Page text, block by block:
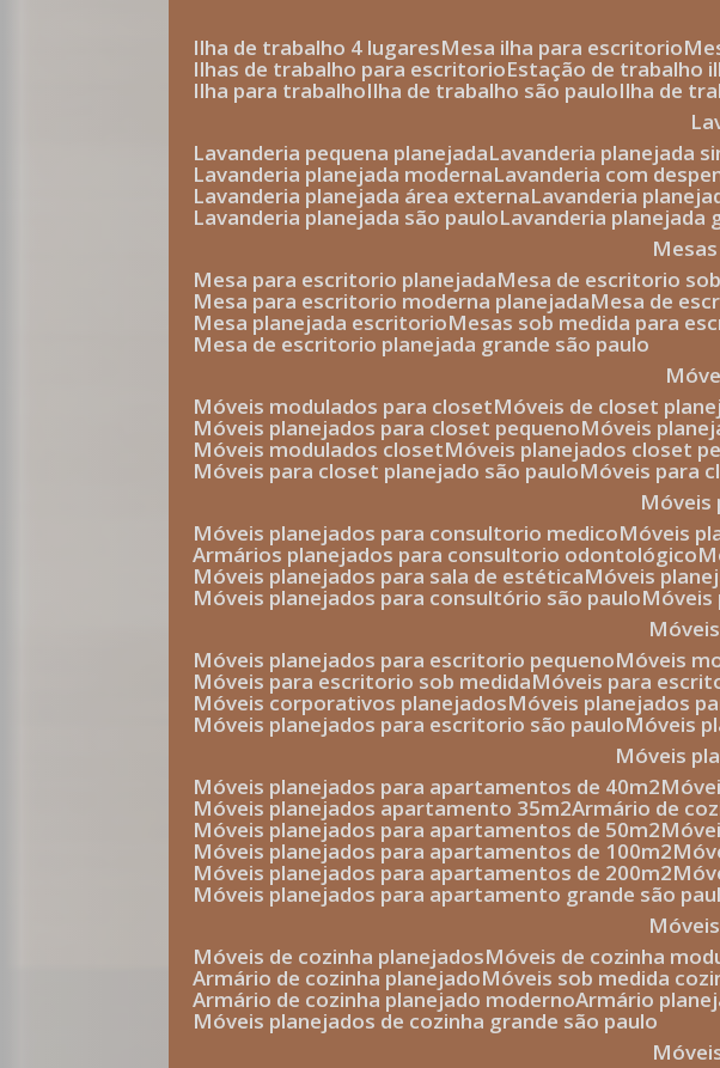
ilha de trabalho 4 lugares
mesa ilha para escritorio
ilhas de trabalho para escritorio estação de trabalho
ilha para trabalho ilha de trabalho são paulo ilha de
lavanderia pequena planejada lavanderia planejada
lavanderia planejada moderna lavanderia com
lavanderia planejada área externa lavanderia
lavanderia planejada são paulo lavanderia planejada
mesa para escritorio planejada
mesa de escritorio
mesa para escritorio moderna planejada mesa de
mesa planejada escritorio mesas sob medida para
mesa de escritorio planejada grande são paulo
móveis modulados para closet
móveis de closet
móveis planejados para closet pequeno móveis
móveis modulados closet móveis planejados closet
móveis para closet planejado são paulo
móveis
móveis planejados para consultorio medico
móveis
armários planejados para consultorio odontológico
móveis planejados para sala de estética móveis
móveis planejados para consultório são paulo
móveis planejados para escritorio pequeno
móveis
móveis para escritorio sob medida móveis para
móveis corporativos planejados móveis planejados
móveis planejados para escritorio são paulo
móveis
móveis
móveis planejados para apartamentos de 40m2
móveis planejados apartamento 35m2 armário de
móveis planejados para apartamentos de 50m2
móveis planejados para apartamentos de 100m2
móveis planejados para apartamentos de 200m2
móveis planejados para apartamento grande são
móveis de cozinha planejados
móveis de cozinha
armário de cozinha planejado móveis sob medida
armário de cozinha planejado moderno armário
móveis planejados de cozinha grande são paulo